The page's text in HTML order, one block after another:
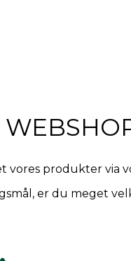
vores produkter via
er du meget